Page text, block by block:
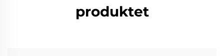
produktet